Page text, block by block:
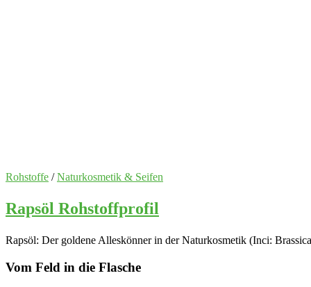
Rohstoffe /Naturkosmetik & Seifen
Rapsöl Rohstoffprofil
Rapsöl: Der goldene Alleskönner in der Naturkosmetik (Inci:
Vom Feld in die Flasche